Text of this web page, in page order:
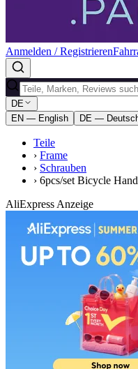
Anmelden / Registrieren
DE
EN — English
DE —
Teile
› Frame
› Schrauben
› 6pcs/set Bicycle
AliExpress Anzeige